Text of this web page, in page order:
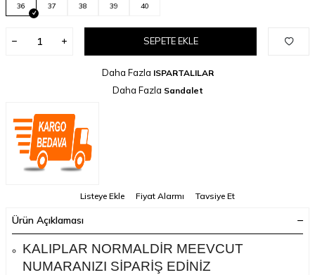
36 37 38 39 40
SEPETE EKLE
Daha Fazla ISPARTALILAR
Daha Fazla Sandalet
Listeye Ekle Fiyat Alarmı Tavsiye Et
Ürün Açıklaması
KALIPLAR NORMALDİR MEEVCUT
NUMARANIZI SİPARİŞ EDİNİZ